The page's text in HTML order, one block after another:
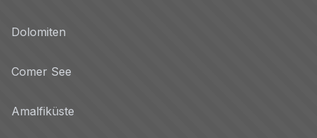
Dolomiten
Comer See
Amalfiküste